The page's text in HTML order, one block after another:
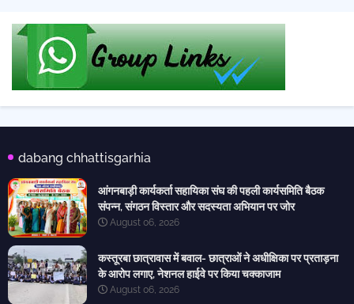
dabang chhattisgarhia
आंगनबाड़ी कार्यकर्ता सहायिका संघ की पहली कार्यसमिति बैठक
संपन्न, संगठन विस्तार और सदस्यता अभियान पर जोर
August 06, 2026
कस्तूरबा छात्रावास में बवाल- छात्राओं ने अधीक्षिका पर प्रताड़ना
के आरोप लगाए, नेशनल हाईवे पर किया चक्काजाम
August 06, 2026